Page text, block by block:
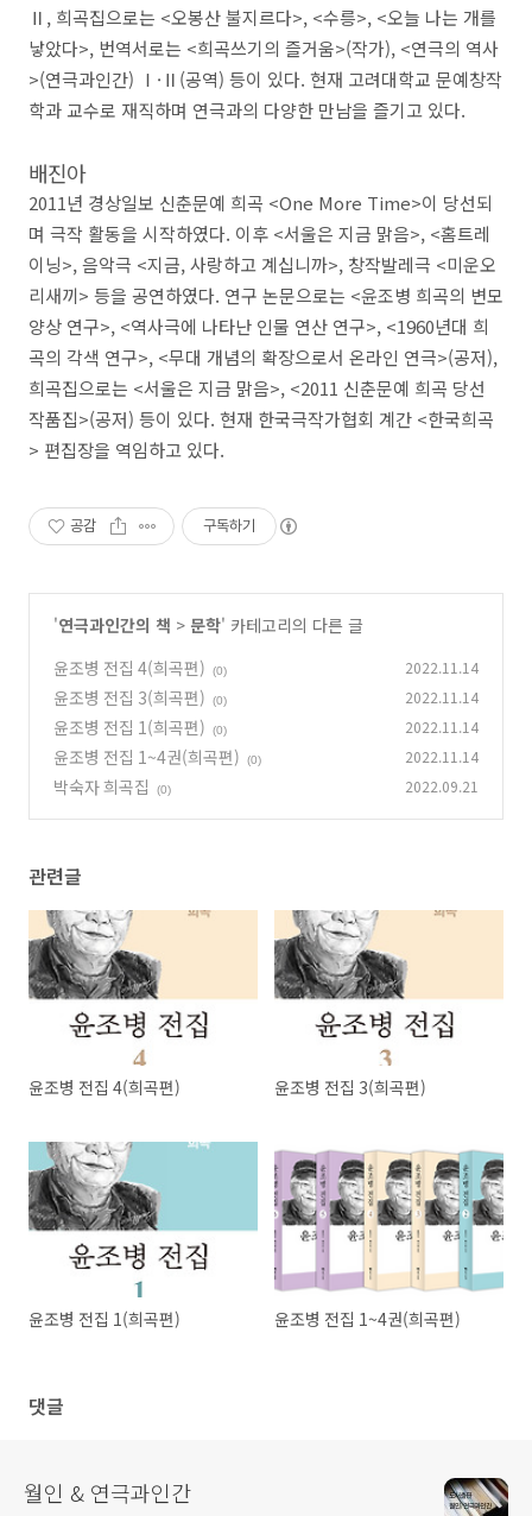
Ⅱ , 희곡집으로는 <오봉산 불지르다>, <수릉>, <오늘 나는 개를
낳았다>, 번역서로는 <희곡쓰기의 즐거움>(작가), <연극의 역사
>(연극과인간) Ⅰ · Ⅱ (공역) 등이 있다. 현재 고려대학교 문예창작
학과 교수로 재직하며 연극과의 다양한 만남을 즐기고 있다.
배진아
2011년 경상일보 신춘문예 희곡 <One More Time>이 당선되
며 극작 활동을 시작하였다. 이후 <서울은 지금 맑음>, <홈트레
이닝>,음악극 <지금,사랑하고 계십니까>, 창작발레극 <미운오
리새끼> 등을 공연하였다. 연구 논문으로는 <윤조병 희곡의 변모
양상 연구>, <역사극에 나타난 인물 연산 연구>, <1960년대 희
곡의 각색 연구>, <무대 개념의 확장으로서 온라인 연극>(공저),
희곡집으로는 <서울은 지금 맑음>, <2011 신춘문예 희곡 당선
작품집>(공저) 등이 있다. 현재 한국극작가협회 계간 <한국희곡
> 편집장을 역임하고 있다.
공감 구독하기
'연극과인간의 책 > 문학' 카테고리의 다른 글
윤조병 전집 4(희곡편)
(0) 2022.11.14
윤조병 전집 3(희곡편) (0) 2022.11.14
윤조병 전집 1(희곡편) (0) 2022.11.14
윤조병 전집 1~4권(희곡편) (0) 2022.11.14
박숙자 희곡집 (0) 2022.09.21
관련글
윤조병 전집 4(희곡편) 윤조병 전집 3(희곡편)
윤조병 전집 1(희곡편) 윤조병 전집 1~4권(희곡편)
댓글
월인 & 연극과인간